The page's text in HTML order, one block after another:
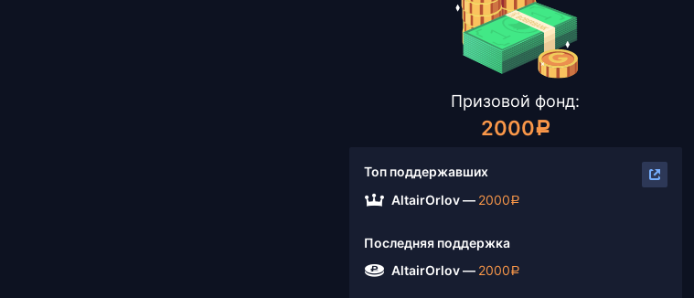
Призовой фонд:
2000a
Топ поддержавших
AltairOrlov — 2000a
Последняя поддержка
AltairOrlov — 2000a